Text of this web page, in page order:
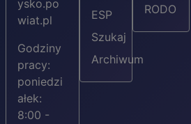
ysko.po
wiat.pl
Godziny
pracy:
poniedzi
ałek:
8:00 -
ESP
Szukaj
Archiwum
RODO